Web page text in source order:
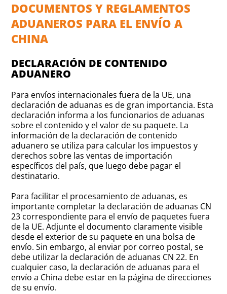
DOCUMENTOS Y REGLAMENTOS
ADUANEROS PARA EL ENVÍO A
CHINA
DECLARACIÓN DE CONTENIDO
ADUANERO
Para envíos internacionales fuera de la UE, una
declaración de aduanas es de gran importancia. Esta
declaración informa a los funcionarios de aduanas
sobre el contenido y el valor de su paquete. La
información de la declaración de contenido
aduanero se utiliza para calcular los impuestos y
derechos sobre las ventas de importación
específicos del país, que luego debe pagar el
destinatario.
Para facilitar el procesamiento de aduanas, es
importante completar la declaración de aduanas CN
23 correspondiente para el envío de paquetes fuera
de la UE. Adjunte el documento claramente visible
desde el exterior de su paquete en una bolsa de
envío. Sin embargo, al enviar por correo postal, se
debe utilizar la declaración de aduanas CN 22. En
cualquier caso, la declaración de aduanas para el
envío a China debe estar en la página de direcciones
de su envío.